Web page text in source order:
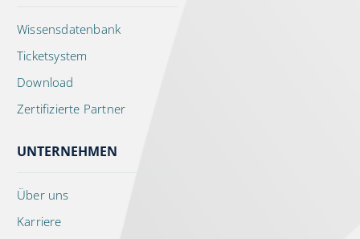
Wissensdatenbank
Ticketsystem
Download
Zertifizierte Partner
UNTERNEHMEN
Über uns
Karriere